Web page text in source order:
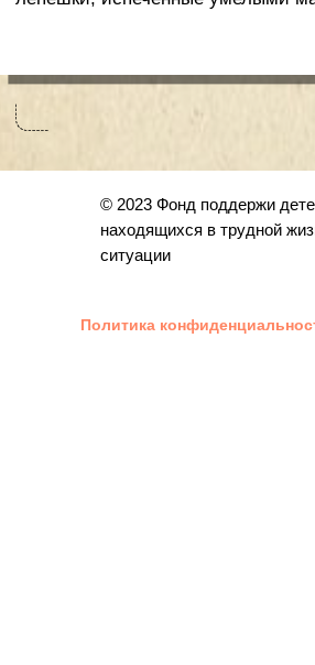
© 2023 Фонд поддержи
находящихся в трудной
ситуации
Политика